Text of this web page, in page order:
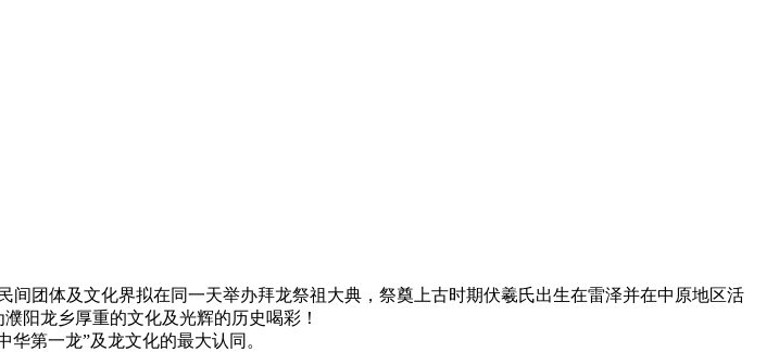
团体及文化界拟在同一天举办拜龙祭祖大典，祭奠上古时期伏羲氏出生在雷泽并在中原地区活
阳龙乡厚重的文化及光辉的历史喝彩！
第一龙”及龙文化的最大认同。